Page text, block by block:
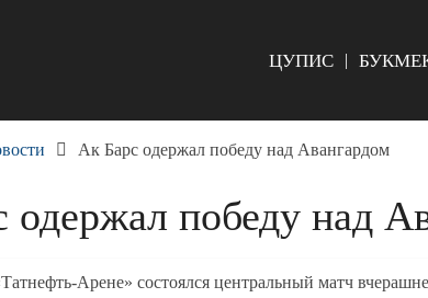
ЦУПИС
Ак Барс одержал победу над Авангардом
одержал победу над
Арене» состоялся центральный матч